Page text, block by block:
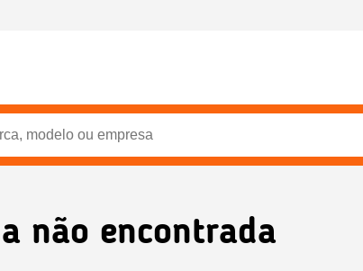
não encontrada